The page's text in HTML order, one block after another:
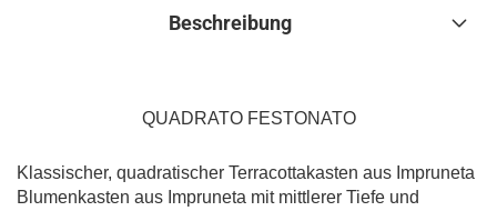
Beschreibung
QUADRATO FESTONATO
Klassischer, quadratischer Terracottakasten aus Impruneta
Blumenkasten aus Impruneta mit mittlerer Tiefe und